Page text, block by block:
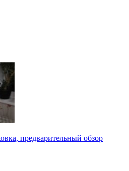
предварительный обзор